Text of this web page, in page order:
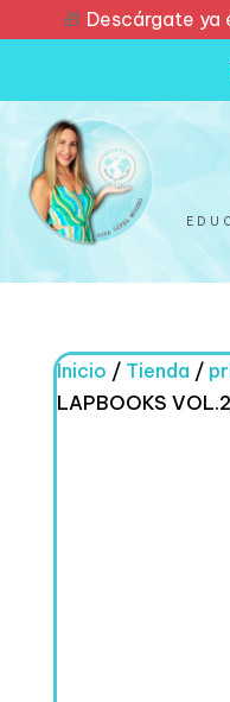
🎁 Descárgate ya
Inicio / Tienda /
LAPBOOKS VOL.2